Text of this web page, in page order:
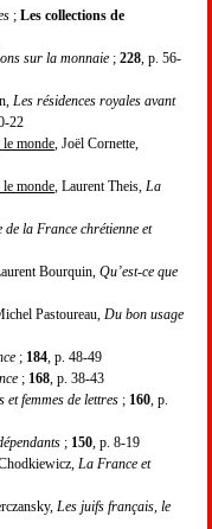
; Les collections de
sur la monnaie ; 228 , p. 56-
Les résidences royales avant
22
monde , Joël Cornette,
monde , Laurent Theis, La
de la France chrétienne et
Bourquin, Qu’est-ce que
Pastoureau, Du bon usage
; 184 , p. 48-49
; 168 , p. 38-43
et femmes de lettres ; 160 , p.
; 150 , p. 8-19
La France et
Les juifs français, le